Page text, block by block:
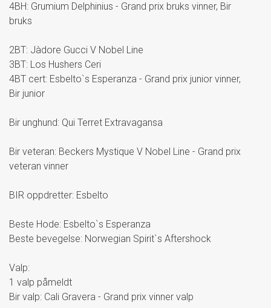
4BH: Grumium Delphinius - Grand prix bruks vinner, Bir
bruks
2BT: Jàdore Gucci V Nobel Line
3BT: Los Hushers Ceri
4BT cert: Esbelto`s Esperanza - Grand prix junior vinner,
Bir junior
Bir unghund: Qui Terret Extravagansa
Bir veteran: Beckers Mystique V Nobel Line - Grand prix
veteran vinner
BIR oppdretter: Esbelto
Beste Hode: Esbelto`s Esperanza
Beste bevegelse: Norwegian Spirit`s Aftershock
Valp:
1 valp påmeldt
Bir valp: Cali Gravera - Grand prix vinner valp